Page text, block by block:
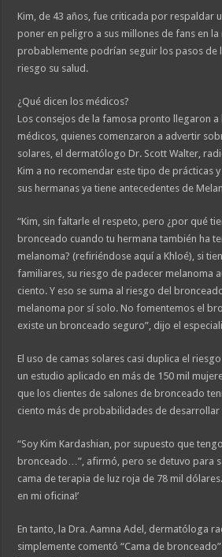
Kim, de 43 años, fue criticada por respaldar
poner en peligro a sus millones de fans en
probablemente podrían seguir los pasos de
riesgo su salud.
¿Qué dicen los médicos?
Los consejos de la famosa pronto llegaron
médicos, quienes comenzaron a advertir
solares, el dermatólogo Dr. Scott Walter,
Kim a no recomendar este tipo de prácticas
sus hermanas ya tiene antecedentes de
“Kim, sin faltarle el respeto, pero ¿por qué
bronceado cuando tu hermana también ha
melanoma? (refiriéndose aquí a Khloé), si
familiares, su riesgo de padecer melanoma
ciento. Y eso se suma al riesgo del
melanoma por sí solo. No fomentemos el
existe un bronceado seguro”, dijo el
El uso de camas solares casi duplica el
un estudio aplicado en más de 150 mil
que los clientes de salones de bronceado
ciento más de probabilidades de desarrollar
“Soy Kim Kardashian, por supuesto que
bronceado…”, afirmó, pero se detuvo para
cama de terapia de luz roja de 78 mil dólares.
en mi oficina!’
En tanto, la Dra. Aamna Adel, dermatóloga
simplemente comentó “Cama de